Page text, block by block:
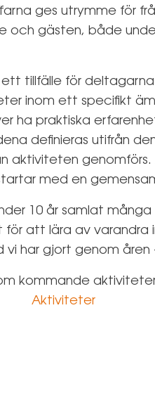
ges utrymme för
och gästen, både
ett tillfälle för
inom ett specifikt
ha praktiska
definieras utifrån
aktiviteten genomförs.
med en
10 år samlat många
att lära av varandra
vi har gjort genom åren
kommande
Aktiviteter